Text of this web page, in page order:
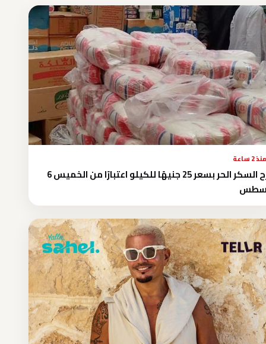
منذ 2 ساعة
طرح السكر الحر بسعر 25 جنيهًا للكيلو اعتبارًا من الخميس 6